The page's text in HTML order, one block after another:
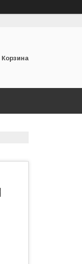
Корзина